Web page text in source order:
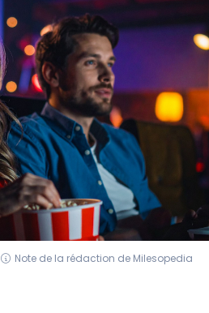
Note de la rédaction de Milesopedia